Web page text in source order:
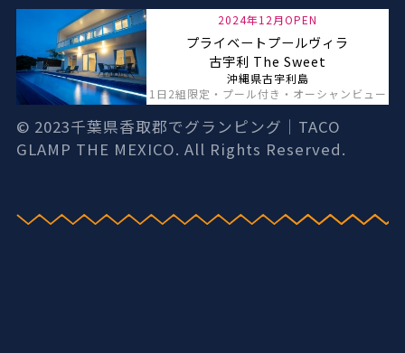
2024年12月OPEN
プライベートプールヴィラ
古宇利 The Sweet
沖縄県古宇利島
1日2組限定・プール付き・オーシャンビュー
© 2023千葉県香取郡でグランピング｜TACO
GLAMP THE MEXICO. All Rights Reserved.